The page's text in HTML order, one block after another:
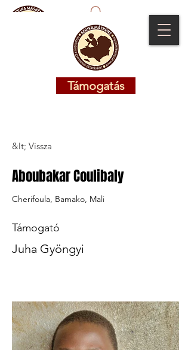
Támogatás
Támogatás
&lt; Vissza
Aboubakar Coulibaly
Cherifoula, Bamako, Mali
Támogató
Juha Gyöngyi